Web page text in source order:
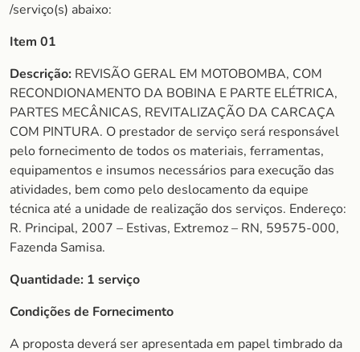
/serviço(s) abaixo:
Item 01
Descrição: REVISÃO GERAL EM MOTOBOMBA, COM
RECONDIONAMENTO DA BOBINA E PARTE ELÉTRICA,
PARTES MECÂNICAS, REVITALIZAÇÃO DA CARCAÇA
COM PINTURA. O prestador de serviço será responsável
pelo fornecimento de todos os materiais, ferramentas,
equipamentos e insumos necessários para execução das
atividades, bem como pelo deslocamento da equipe
técnica até a unidade de realização dos serviços. Endereço:
R. Principal, 2007 – Estivas, Extremoz – RN, 59575-000,
Fazenda Samisa.
Quantidade: 1 serviço
Condições de Fornecimento
A proposta deverá ser apresentada em papel timbrado da